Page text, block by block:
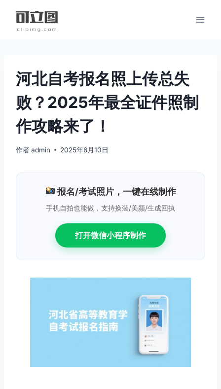
河北自考报名照上传总失
败？2025年最全证件照制
作攻略来了！
作者admin 2025年6月10日
报名/考试照片，一键在线制作
手机自拍也能做，支持换装/美颜/生成回执
打开微信小程序制作